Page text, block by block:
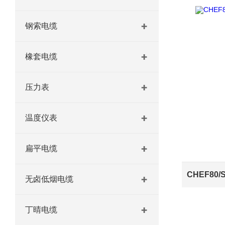
钢索电缆
橡套电缆
压力表
温度仪表
扁平电缆
无卤低烟电缆
丁晴电缆